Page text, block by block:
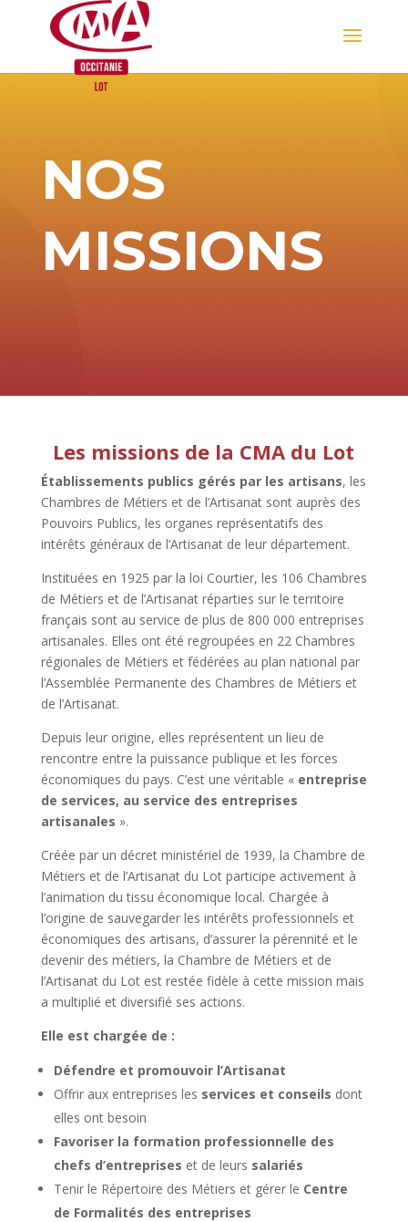
NOS
MISSIONS
Les missions de la CMA du Lot
Établissements publics gérés par les artisans, les
Chambres de Métiers et de l’Artisanat sont auprès des
Pouvoirs Publics, les organes représentatifs des
intérêts généraux de l’Artisanat de leur département.
Instituées en 1925 par la loi Courtier, les 106 Chambres
de Métiers et de l’Artisanat réparties sur le territoire
français sont au service de plus de 800 000 entreprises
artisanales. Elles ont été regroupées en 22 Chambres
régionales de Métiers et fédérées au plan national par
l’Assemblée Permanente des Chambres de Métiers et
de l’Artisanat.
Depuis leur origine, elles représentent un lieu de
rencontre entre la puissance publique et les forces
économiques du pays. C’est une véritable « entreprise
de services, au service des entreprises
artisanales ».
Créée par un décret ministériel de 1939, la Chambre de
Métiers et de l’Artisanat du Lot participe activement à
l’animation du tissu économique local. Chargée à
l’origine de sauvegarder les intérêts professionnels et
économiques des artisans, d’assurer la pérennité et le
devenir des métiers, la Chambre de Métiers et de
l’Artisanat du Lot est restée fidèle à cette mission mais
a multiplié et diversifié ses actions.
Elle est chargée de :
Défendre et promouvoir l’Artisanat
Offrir aux entreprises les services et conseils dont
elles ont besoin
Favoriser la formation professionnelle des
chefs d’entreprises et de leurs salariés
Tenir le Répertoire des Métiers et gérer le Centre
de Formalités des entreprises